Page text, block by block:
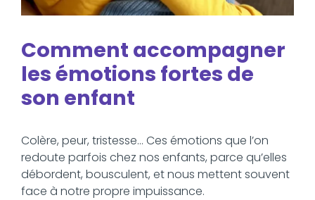
Comment accompagner
les émotions fortes de
son enfant
Colère, peur, tristesse… Ces émotions que l’on
redoute parfois chez nos enfants, parce qu’elles
débordent, bousculent, et nous mettent souvent
face à notre propre impuissance.